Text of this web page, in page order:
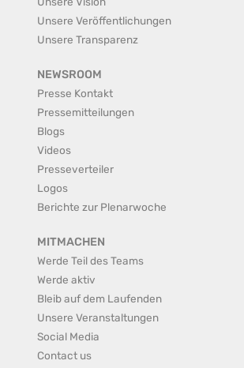
Unsere Veröffentlichungen
Unsere Transparenz
NEWSROOM
Presse Kontakt
Pressemitteilungen
Blogs
Videos
Presseverteiler
Logos
Berichte zur Plenarwoche
MITMACHEN
Werde Teil des Teams
Werde aktiv
Bleib auf dem Laufenden
Unsere Veranstaltungen
Social Media
Contact us